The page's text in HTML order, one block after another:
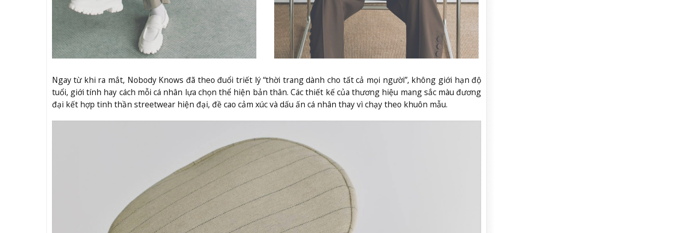
Ngay từ khi ra mắt, Nobody Knows đã theo đuổi triết lý “thời trang dành cho tất cả mọi người”, không giới hạn độ
tuổi, giới tính hay cách mỗi cá nhân lựa chọn thể hiện bản thân. Các thiết kế của thương hiệu mang sắc màu đương
đại kết hợp tinh thần streetwear hiện đại, đề cao cảm xúc và dấu ấn cá nhân thay vì chạy theo khuôn mẫu.